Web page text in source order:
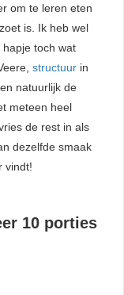
om te leren eten
is. Ik heb wel
toch wat
structuur in
natuurlijk de
meteen heel
de rest in als
dezelfde smaak
vindt!
10 porties